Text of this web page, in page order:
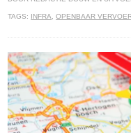
TAGS: INFRA,OPENBAAR